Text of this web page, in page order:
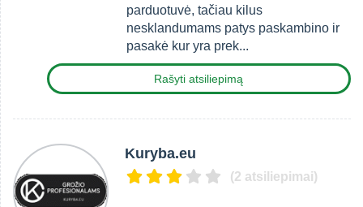
parduotuvė, tačiau kilus
nesklandumams patys paskambino ir
pasakė kur yra prek...
Rašyti atsiliepimą
Kuryba.eu
(2 atsiliepimai)